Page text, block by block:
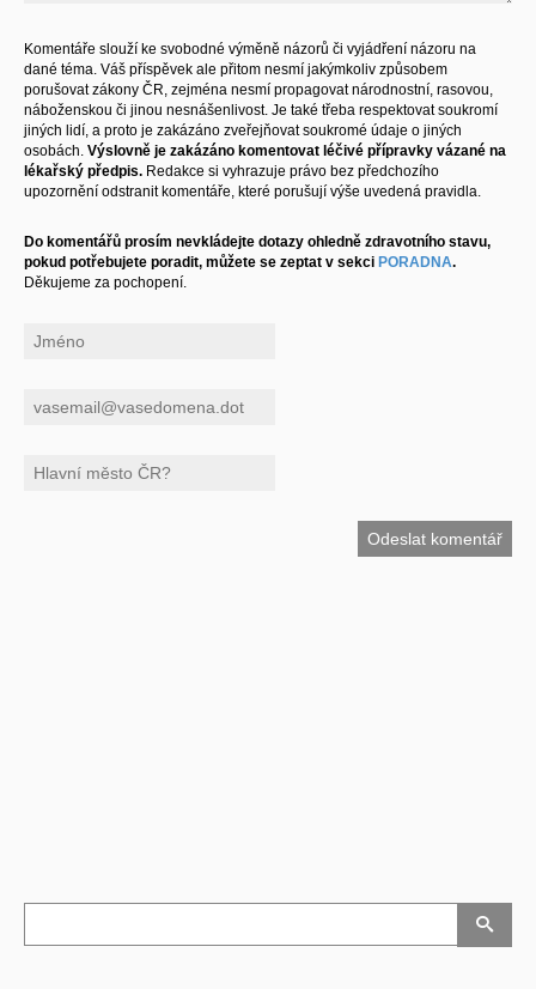
Komentáře slouží ke svobodné výměně názorů či vyjádření názoru na
dané téma. Váš příspěvek ale přitom nesmí jakýmkoliv způsobem
porušovat zákony ČR, zejména nesmí propagovat národnostní, rasovou,
náboženskou či jinou nesnášenlivost. Je také třeba respektovat soukromí
jiných lidí, a proto je zakázáno zveřejňovat soukromé údaje o jiných
osobách. Výslovně je zakázáno komentovat léčivé přípravky vázané na
lékařský předpis. Redakce si vyhrazuje právo bez předchozího
upozornění odstranit komentáře, které porušují výše uvedená pravidla.
Do komentářů prosím nevkládejte dotazy ohledně zdravotního stavu,
pokud potřebujete poradit, můžete se zeptat v sekci PORADNA.
Děkujeme za pochopení.